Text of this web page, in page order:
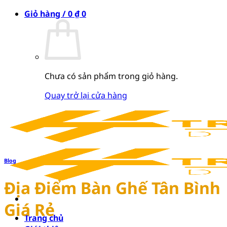
Giỏ hàng /0₫0
Chưa có sản phẩm trong giỏ hàng.
Quay trở lại cửa hàng
Trang chủ
Blog
Địa Điểm Bàn Ghế Tân Bình
Giá Rẻ